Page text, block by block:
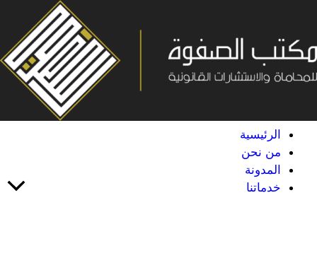
المحتوى
الرئيسية
من نحن
المدونة
خدماتنا